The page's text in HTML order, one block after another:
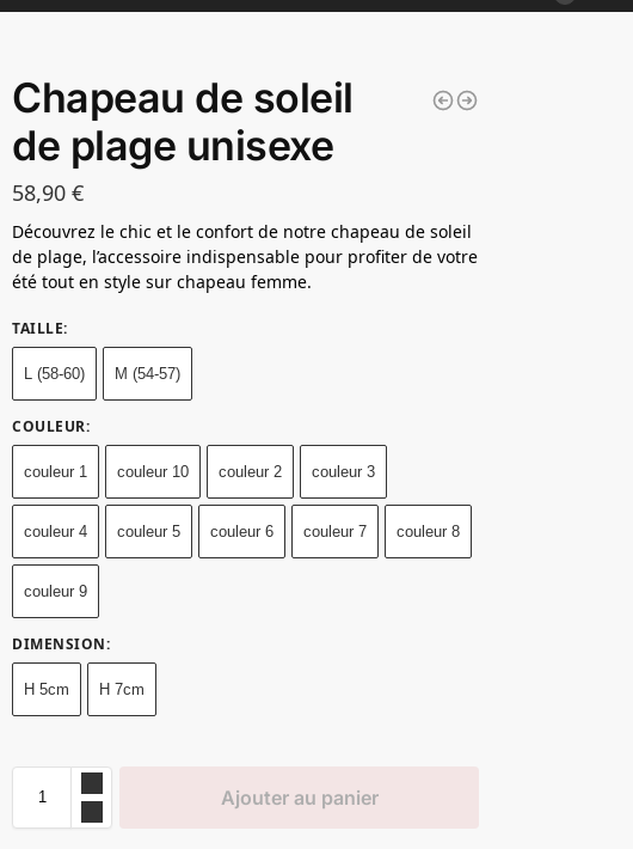
Chapeau de soleil
de plage unisexe
58,90€
Découvrez le chic et le confort de notre chapeau de soleil
de plage, l’accessoire indispensable pour profiter de votre
été tout en style sur chapeau femme.
TAILLE:
L (58-60) M (54-57)
COULEUR:
couleur 1 couleur 10 couleur 2 couleur 3
couleur 4 couleur 5 couleur 6 couleur 7 couleur 8
couleur 9
DIMENSION:
H 5cm H 7cm
Ajouter au panier